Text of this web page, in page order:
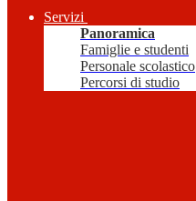
Servizi
Panoramica
Famiglie e studenti
Personale scolastico
Percorsi di studio